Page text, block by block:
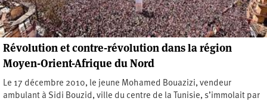
Révolution et contre-révolution dans la région
Moyen-Orient-Afrique du Nord
Le 17 décembre 2010, le jeune Mohamed Bouazizi, vendeur
ambulant à Sidi Bouzid, ville du centre de la Tunisie, s’immolait par